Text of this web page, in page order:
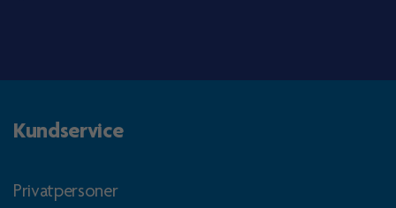
Kundservice
Privatpersoner